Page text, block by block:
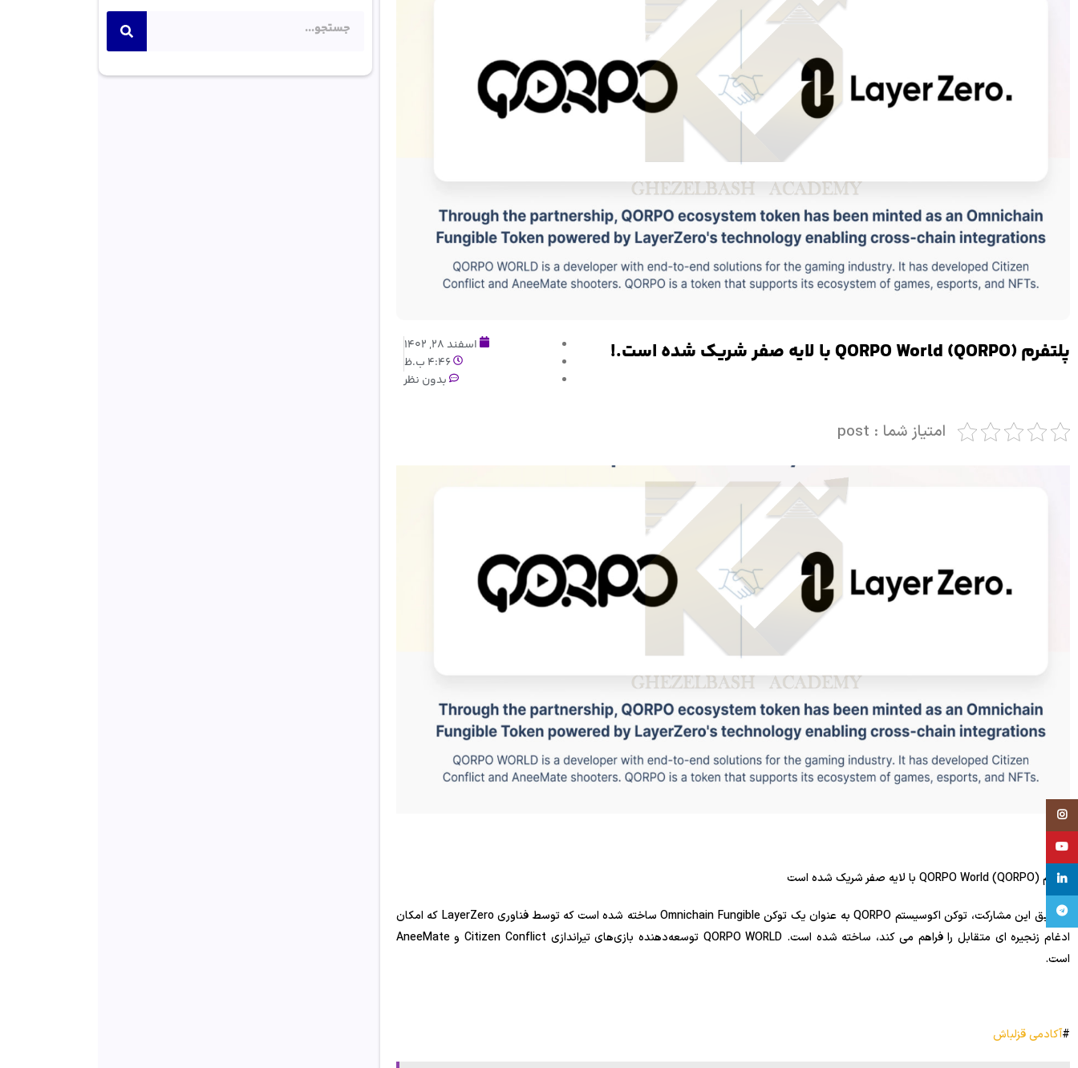
پلتفرم QORPO World (QORPO) با لایه صفر شریک شده است.!
اسفند 28, 1402
4:46 ب.ظ
بدون نظر
امتیاز شما : post
پلتفرم QORPO World (QORPO) با لایه صفر شریک شده است
از طریق این مشارکت، توکن اکوسیستم QORPO به عنوان یک توکن Omnichain Fungible ساخته شده است که توسط فناوری LayerZero که امکان
ادغام زنجیره ای متقابل را فراهم می کند، ساخته شده است. QORPO WORLD توسعه‌دهنده بازی‌های تیراندازی Citizen Conflict و AneeMate
است.
#آکادمی قزلباش
linkedin
تلگرام